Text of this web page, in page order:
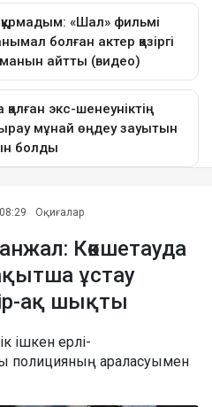
Оқиғалар
Көкшетауда
ұстау
ақ шықты
ішкен ерлі-
полицияның араласуымен